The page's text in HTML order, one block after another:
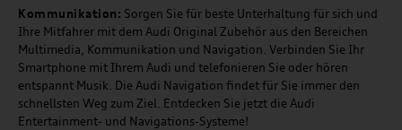
Kommunikation: Sorgen Sie für beste Unterhaltung für sich und
Ihre Mitfahrer mit dem Audi Original Zubehör aus den Bereichen
Multimedia, Kommunikation und Navigation. Verbinden Sie Ihr
Smartphone mit Ihrem Audi und telefonieren Sie oder hören
entspannt Musik. Die Audi Navigation findet für Sie immer den
schnellsten Weg zum Ziel. Entdecken Sie jetzt die Audi
Entertainment- und Navigations-Systeme!